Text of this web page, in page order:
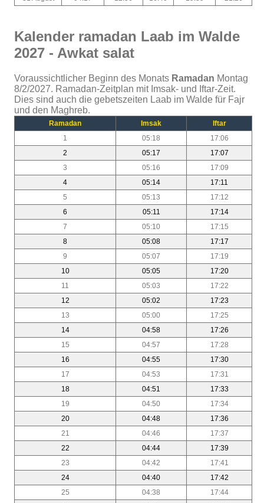
Kalender ramadan Laab im Walde
2027 - Awkat salat
Voraussichtlicher Beginn des Monats Ramadan Montag
8/2/2027. Ramadan-Zeitplan mit Imsak- und Iftar-Zeit.
Dies sind auch die gebetszeiten Laab im Walde für Fajr
und den Maghreb.
Ramadan Imsak
Iftar
1
05:18
17:06
2
05:17
17:07
3
05:16
17:09
4
05:14
17:11
5
05:13
17:12
6
05:11
17:14
7
05:10
17:15
8
05:08
17:17
9
05:07
17:19
10
05:05
17:20
11
05:03
17:22
12
05:02
17:23
13
05:00
17:25
14
04:58
17:26
15
04:57
17:28
16
04:55
17:30
17
04:53
17:31
18
04:51
17:33
19
04:50
17:34
20
04:48
17:36
21
04:46
17:37
22
04:44
17:39
23
04:42
17:41
24
04:40
17:42
25
04:38
17:44